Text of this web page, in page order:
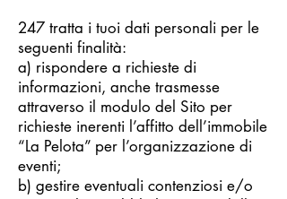
247 tratta i tuoi dati personali per le
seguenti finalità:
a) rispondere a richieste di
informazioni, anche trasmesse
attraverso il modulo del Sito per
richieste inerenti l’affitto dell’immobile
“La Pelota” per l’organizzazione di
eventi;
b) gestire eventuali contenziosi e/o